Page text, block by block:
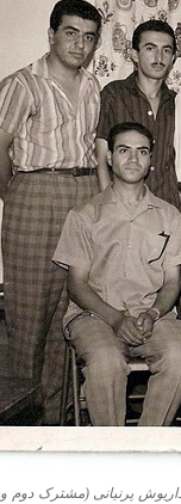
پرنيانی (مشترک دوم و